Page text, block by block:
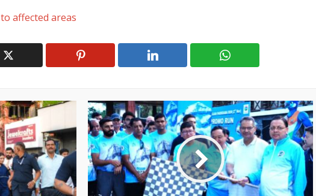
affected areas